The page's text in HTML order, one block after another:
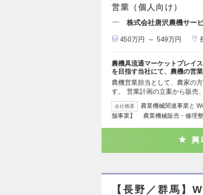
営業（個人向け）
株式会社唐沢農機サー
450万円 ～ 549万円
農機具流通マーケットプレイ
を目指す当社にて、農機の営
農機営業担当として、農家の
す。 営業計画の立案から販売
会社概要
農業機械関連事業と
舗事業】 農業機械販売・修理
興
【長野／群馬】